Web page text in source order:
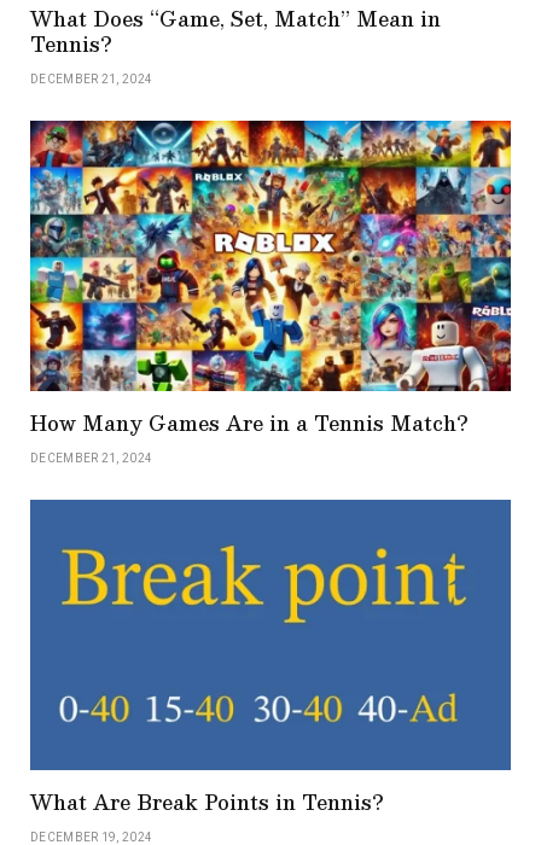
What Does “Game, Set, Match” Mean in
Tennis?
DECEMBER 21, 2024
How Many Games Are in a Tennis Match?
DECEMBER 21, 2024
What Are Break Points in Tennis?
DECEMBER 19, 2024